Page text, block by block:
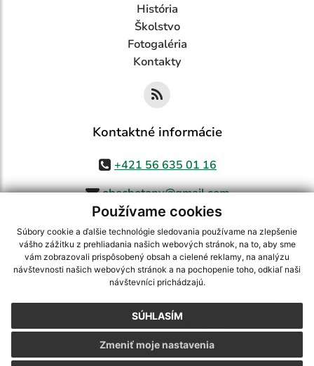
Používame cookies
Súbory cookie a ďalšie technológie sledovania používame na zlepšenie
vášho zážitku z prehliadania našich webových stránok, na to, aby sme
vám zobrazovali prispôsobený obsah a cielené reklamy, na analýzu
návštevnosti našich webových stránok a na pochopenie toho, odkiaľ naši
návštevníci prichádzajú.
SÚHLASÍM
Zmeniť moje nastavenia
História
Školstvo
Fotogaléria
Kontakty
Kontaktné informácie
+421 56 635 01 16
obecbotany@gmail.com
využite možnosť získavania aktuálnych informácií s využitím RSS
CMS systém (redakčný) systém ECHELON 2,Mapa stránok,web portál
webex.digital, s.r.o.,domény,registrácia domény
Posledná aktualizácia:05.08.2026
Vytlačiť stránku|Vyhlásenie o prístupnosti